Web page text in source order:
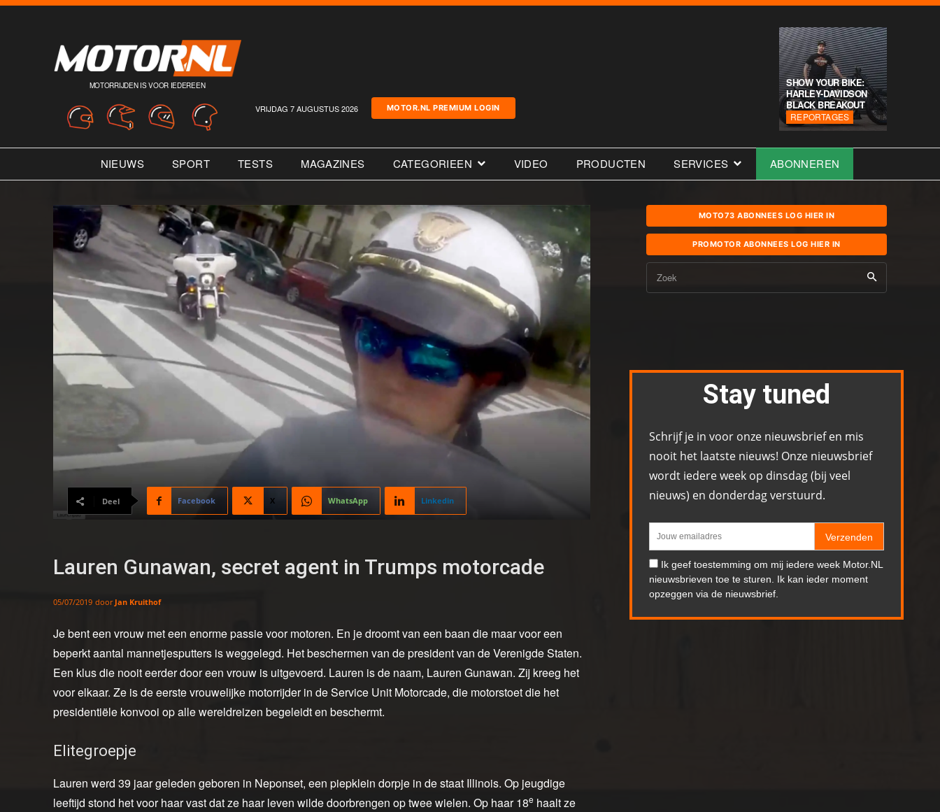
MOTORRIJDEN IS VOOR IEDEREEN
VRIJDAG 7 AUGUSTUS 2026 MOTOR.NL PREMIUM LOGIN
SHOW YOUR BIKE:
HARLEY-DAVIDSON
BLACK BREAKOUT
REPORTAGES
NIEUWS SPORT TESTS MAGAZINES CATEGORIEEN VIDEO PRODUCTEN SERVICES ABONNEREN
Deel Facebook X WhatsApp Linkedin
Lauren Gunawan, secret agent in Trumps motorcade
05/07/2019 door Jan Kruithof
Je bent een vrouw met een enorme passie voor motoren. En je droomt van een baan die maar voor een
beperkt aantal mannetjesputters is weggelegd. Het beschermen van de president van de Verenigde Staten.
Een klus die nooit eerder door een vrouw is uitgevoerd. Lauren is de naam, Lauren Gunawan. Zij kreeg het
voor elkaar. Ze is de eerste vrouwelijke motorrijder in de Service Unit Motorcade, die motorstoet die het
presidentiële konvooi op alle wereldreizen begeleidt en beschermt.
Elitegroepje
Lauren werd 39 jaar geleden geboren in Neponset, een piepklein dorpje in de staat Illinois. Op jeugdige
leeftijd stond het voor haar vast dat ze haar leven wilde doorbrengen op twee wielen. Op haar 18e haalt ze
MOTO73 ABONNEES LOG HIER IN
PROMOTOR ABONNEES LOG HIER IN
Zoek
Stay tuned
Schrijf je in voor onze nieuwsbrief en mis
nooit het laatste nieuws! Onze nieuwsbrief
wordt iedere week op dinsdag (bij veel
nieuws) en donderdag verstuurd.
Verzenden
Ik geef toestemming om mij iedere week Motor.NL
nieuwsbrieven toe te sturen. Ik kan ieder moment
opzeggen via de nieuwsbrief.